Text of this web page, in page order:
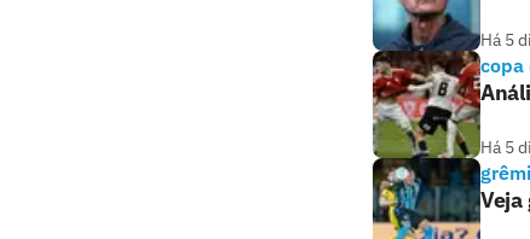
Há 5
copa
Há 5
Veja